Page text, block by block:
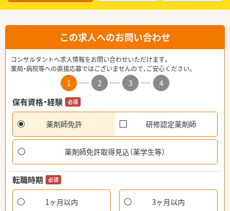
この求人へのお問い合わせ
コンサルタントへ求人情報をお問い合わせいただけます。
薬局・病院等への直接応募ではございませんので、ご安心ください。
1 2 3
4
保有資格・経験
必須
薬剤師免許 研修認定薬剤師
薬剤師免許取得見込（薬学生等）
転職時期 必須
1ヶ月以内 3ヶ月以内